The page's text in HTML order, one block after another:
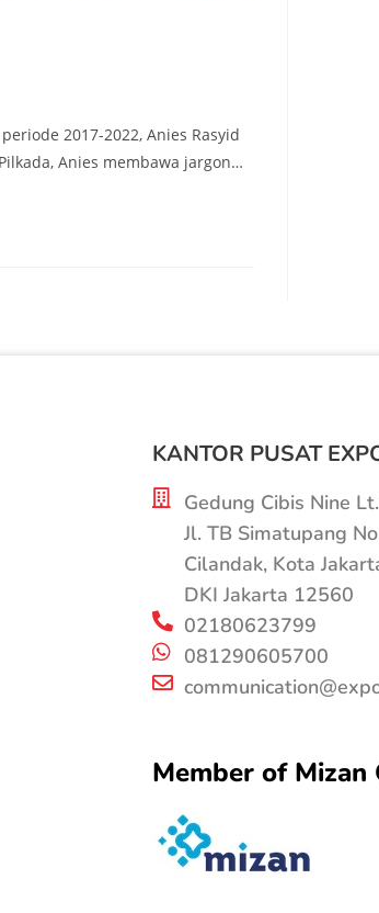
2017-2022, Anies Rasyid
Anies membawa jargon…
KANTOR PUSAT
Gedung Cibis Nine
Jl. TB Simatupang
Cilandak, Kota
DKI Jakarta 12560
02180623799
081290605700
Member of Mizan